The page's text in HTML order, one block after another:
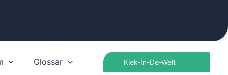
Glossar